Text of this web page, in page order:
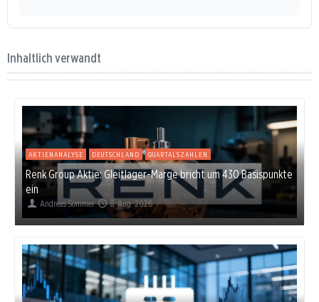
Inhaltlich verwandt
AKTIENANALYSE DEUTSCHLAND QUARTALSZAHLEN
Renk Group Aktie: Gleitlager-Marge bricht um 430 Basispunkte
ein
Andreas Sommer 8. Aug. 2026